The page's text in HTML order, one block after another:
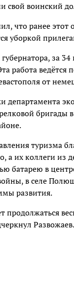
свой воинский
что ранее этот
уборкой
губернатора, за
работа
от
департамента
бригады
туризма
а их коллеги из
батарею в
в селе
развития.
продолжаться
Развожаев.